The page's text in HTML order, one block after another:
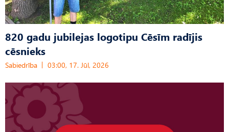
820 gadu jubilejas logotipu Cēsīm radījis
cēsnieks
Sabiedrība 03:00, 17. Jūl, 2026